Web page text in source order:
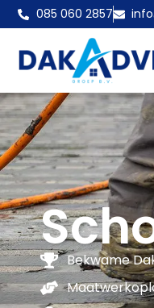
085 060 2857
Bekwame